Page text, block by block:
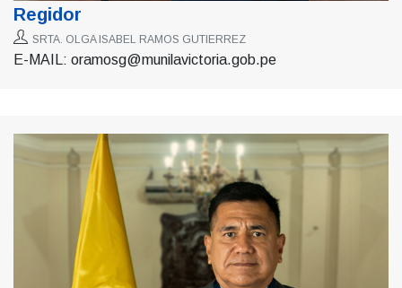
Regidor
SRTA. OLGA ISABEL RAMOS GUTIERREZ
E-MAIL: oramosg@munilavictoria.gob.pe